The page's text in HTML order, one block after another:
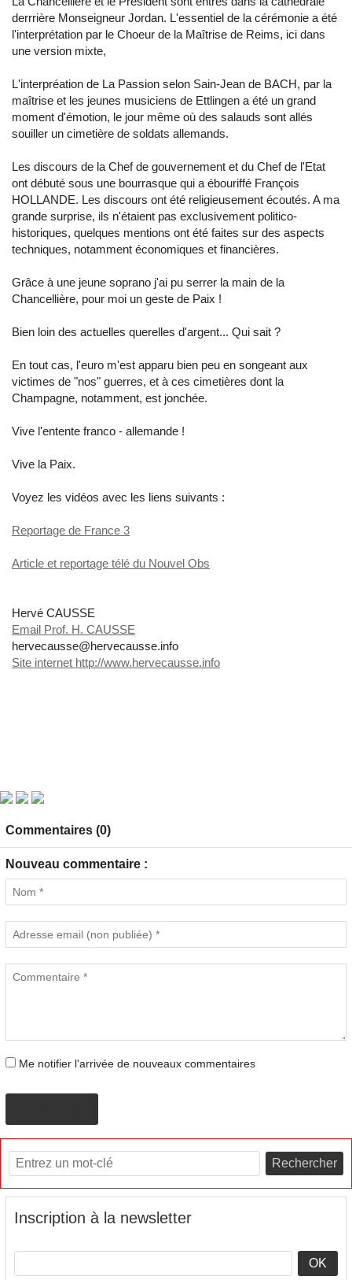
derrrière Monseigneur Jordan. L'essentiel de la cérémonie a été
l'interprétation par le Choeur de la Maîtrise de Reims, ici dans
une version mixte,
L'interpréation de La Passion selon Sain-Jean de BACH, par la
maîtrise et les jeunes musiciens de Ettlingen a été un grand
moment d'émotion, le jour même où des salauds sont allés
souiller un cimetière de soldats allemands.
Les discours de la Chef de gouvernement et du Chef de l'Etat
ont débuté sous une bourrasque qui a ébouriffé François
HOLLANDE. Les discours ont été religieusement écoutés. A ma
grande surprise, ils n'étaient pas exclusivement politico-
historiques, quelques mentions ont été faites sur des aspects
techniques, notamment économiques et financières.
Grâce à une jeune soprano j'ai pu serrer la main de la
Chancellière, pour moi un geste de Paix !
Bien loin des actuelles querelles d'argent... Qui sait ?
En tout cas, l'euro m'est apparu bien peu en songeant aux
victimes de "nos" guerres, et à ces cimetières dont la
Champagne, notamment, est jonchée.
Vive l'entente franco - allemande !
Vive la Paix.
Voyez les vidéos avec les liens suivants :
Reportage de France 3
Article et reportage télé du Nouvel Obs
Hervé CAUSSE
Email Prof. H. CAUSSE
hervecausse@hervecausse.info
Site internet http://www.hervecausse.info
Commentaires (0)
Nouveau commentaire :
Me notifier l'arrivée de nouveaux commentaires
Rechercher
Inscription à la newsletter
OK